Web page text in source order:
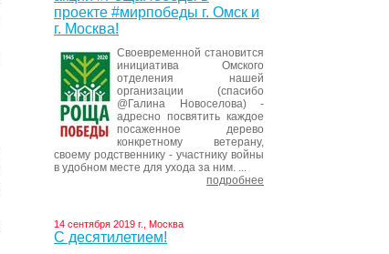
проекте #мирпобеды г. Омск и
г. Москва!
Своевременной становится
инициатива Омского
отделения нашей
организации (спасибо
@Галина Новоселова) -
адресно посвятить каждое
посаженное дерево
конкретному ветерану,
своему родственнику - участнику войны
в удобном месте для ухода за ним. ...
подробнее
14 сентября 2019 г., Москва
С десятилетием!